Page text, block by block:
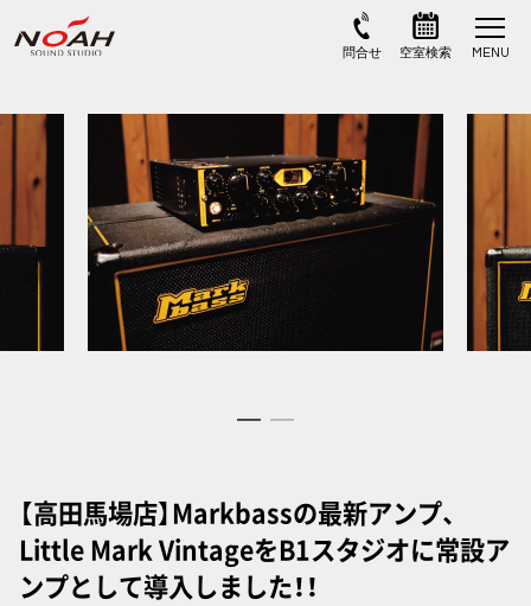
【高田馬場店】Markbassの最新アンプ、
Little Mark VintageをB1スタジオに常設ア
ンプとして導入しました！！